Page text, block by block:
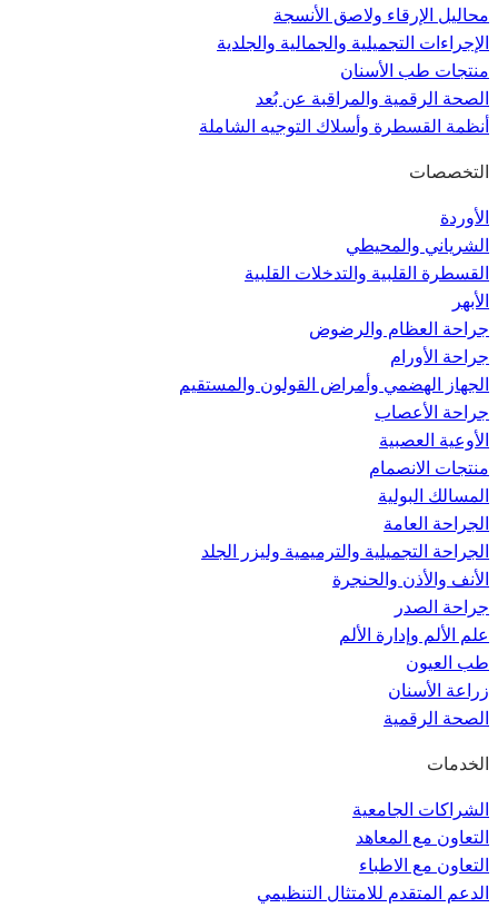
محاليل الإرقاء ولاصق الأنسجة
الإجراءات التجميلية والجمالية والجلدية
منتجات طب الأسنان
الصحة الرقمية والمراقبة عن بُعد
أنظمة القسطرة وأسلاك التوجيه الشاملة
التخصصات
الأوردة
الشرياني والمحيطي
القسطرة القلبية والتدخلات القلبية
الأبهر
جراحة العظام والرضوض
جراحة الأورام
الجهاز الهضمي وأمراض القولون والمستقيم
جراحة الأعصاب
الأوعية العصبية
منتجات الانصمام
المسالك البولية
الجراحة العامة
الجراحة التجميلية والترميمية وليزر الجلد
الأنف والأذن والحنجرة
جراحة الصدر
علم الألم وإدارة الألم
طب العيون
زراعة الأسنان
الصحة الرقمية
الخدمات
الشراكات الجامعية
التعاون مع المعاهد
التعاون مع الاطباء
الدعم المتقدم للامتثال التنظيمي